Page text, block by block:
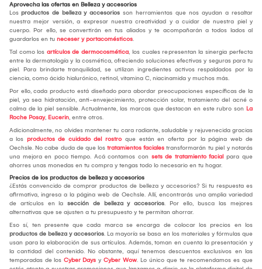
Aprovecha las ofertas en Belleza y accesorios
Los productos de belleza y accesorios son herramientas que nos ayudan a resaltar
nuestra mejor versión, a expresar nuestra creatividad y a cuidar de nuestra piel y
cuerpo. Por ello, se convertirán en tus aliados y te acompañarán a todos lados al
guardarlos en tu neceser y portacomésticos.
Tal como los artículos de dermocosmética, los cuales representan la sinergia perfecta
entre la dermatología y la cosmética, ofreciendo soluciones efectivas y seguras para tu
piel. Para brindarte tranquilidad, se utilizan ingredientes activos respaldados por la
ciencia, como ácido hialurónico, retinol, vitamina C, niacinamida y muchos más.
Por ello, cada producto está diseñado para abordar preocupaciones específicas de la
piel, ya sea hidratación, anti-envejecimiento, protección solar, tratamiento del acné o
calma de la piel sensible. Actualmente, las marcas que destacan en este rubro son La
Roche Posay, Eucerin, entre otros.
Adicionalmente, no olvides mantener tu cara radiante, saludable y rejuvenecida gracias
a los productos de cuidado del rostro que están en oferta por la página web de
Oechsle. No cabe duda de que los tratamientos faciales transformarán tu piel y notarás
una mejora en poco tiempo. Acá contamos con sets de tratamiento facial para que
ahorres unas monedas en tu compra y tengas todo lo necesario en tu hogar.
Precios de los productos de belleza y accesorios
¿Estás convencido de comprar productos de belleza y accesorios? Si tu respuesta es
afirmativa, ingresa a la página web de Oechsle. Allí, encontrarás una amplia variedad
de artículos en la sección de belleza y accesorios. Por ello, busca las mejores
alternativas que se ajusten a tu presupuesto y te permitan ahorrar.
Eso sí, ten presente que cada marca se encarga de colocar los precios en los
productos de belleza y accesorios. La mayoría se basa en los materiales y fórmulas que
usan para la elaboración de sus artículos. Además, toman en cuenta la presentación y
la cantidad del contenido. No obstante, aquí tenemos descuentos exclusivos en las
temporadas de los Cyber Days y Cyber Wow. Lo único que te recomendamos es que